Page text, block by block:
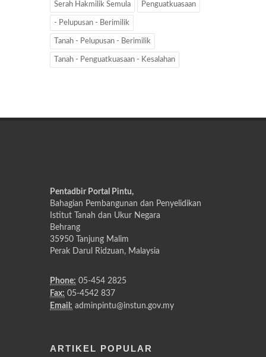
Serah Hakmilik Semula Penguatkuasaan
- Pelupusan - Berimilik
Tanah - Pelupusan - Berimilik
Tanah - Penguatkuasaan - Kesalahan
Pentadbir Portal Pintu,
Bahagian Pembangunan dan Penyelidikan
Istitut Tanah dan Ukur Negara
Behrang
35950 Tanjung Malim
Perak Darul Ridzuan, Malaysia
Phone: 05-454 2825
Fax: 05-4542 837
Email: adminpintu@instun.gov.my
ARTIKEL POPULAR